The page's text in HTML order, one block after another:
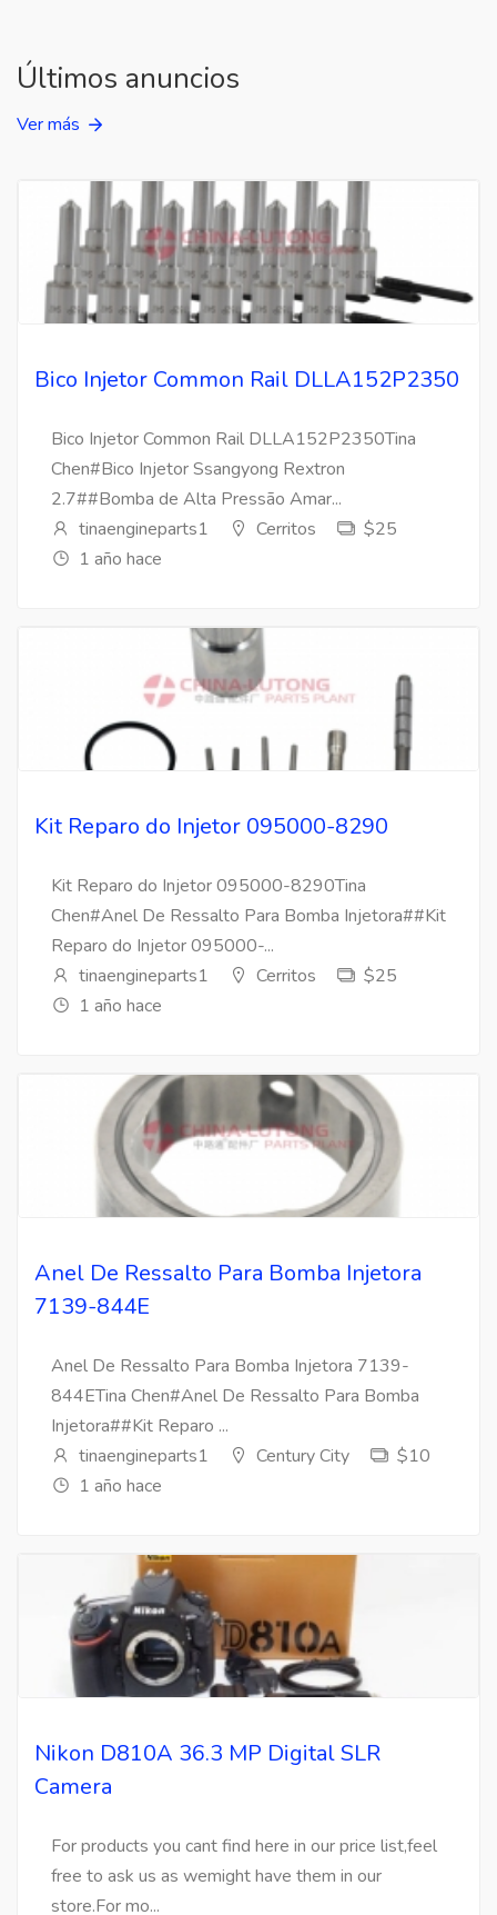
Últimos anuncios
Ver más
Bico Injetor Common Rail DLLA152P2350
Bico Injetor Common Rail DLLA152P2350Tina
Chen#Bico Injetor Ssangyong Rextron
2.7##Bomba de Alta Pressão Amar...
tinaengineparts1
Cerritos
$25
1 año hace
Kit Reparo do Injetor 095000-8290
Kit Reparo do Injetor 095000-8290Tina
Chen#Anel De Ressalto Para Bomba Injetora##Kit
Reparo do Injetor 095000-...
tinaengineparts1
Cerritos
$25
1 año hace
Anel De Ressalto Para Bomba Injetora
7139-844E
Anel De Ressalto Para Bomba Injetora 7139-
844ETina Chen#Anel De Ressalto Para Bomba
Injetora##Kit Reparo ...
tinaengineparts1
Century City
$10
1 año hace
Nikon D810A 36.3 MP Digital SLR
Camera
For products you cant find here in our price list,feel
free to ask us as wemight have them in our
store.For mo...